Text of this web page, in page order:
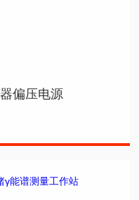
偏压电源